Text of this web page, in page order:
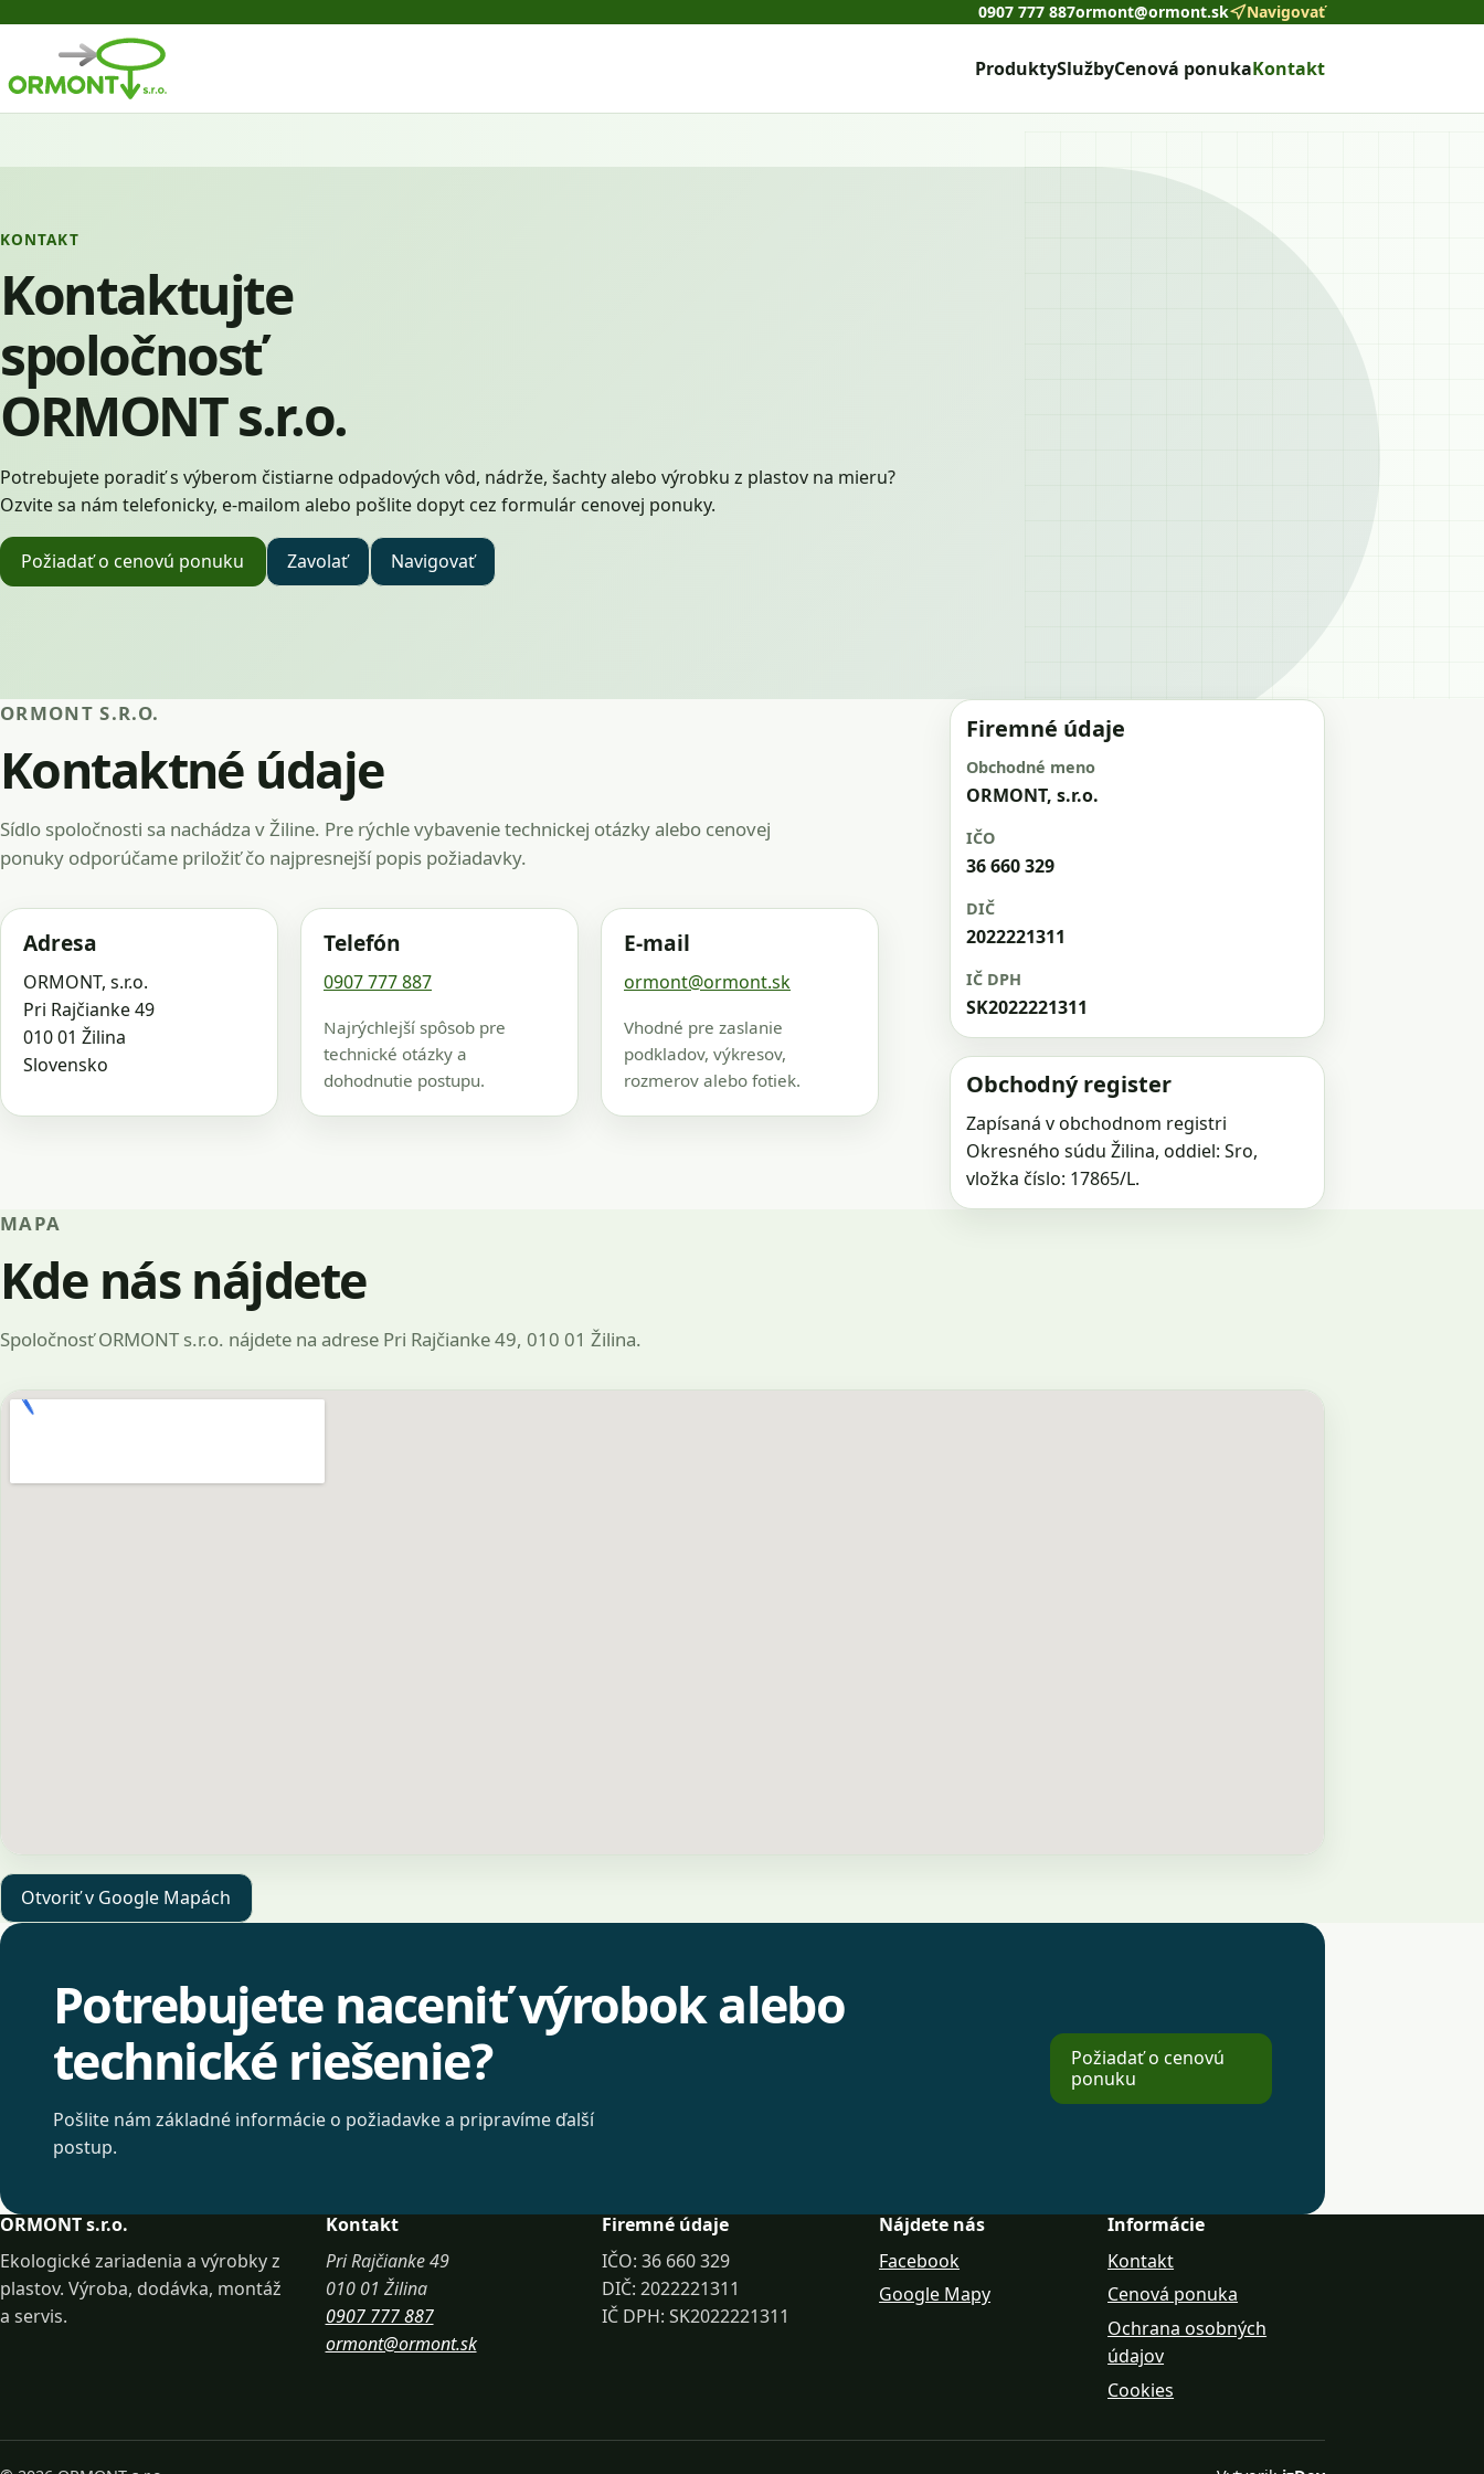
0907 777 887ormont@ormont.sk Navigovať
ProduktySlužbyCenová ponukaKontakt
KONTAKT
Kontaktujte
spoločnosť
ORMONT s.r.o.
Potrebujete poradiť s výberom čistiarne odpadových vôd, nádrže, šachty alebo výrobku z plastov na mieru?
Ozvite sa nám telefonicky, e-mailom alebo pošlite dopyt cez formulár cenovej ponuky.
Požiadať o cenovú ponuku Zavolať Navigovať
ORMONT S.R.O.
Kontaktné údaje
Sídlo spoločnosti sa nachádza v Žiline. Pre rýchle vybavenie technickej otázky alebo cenovej
ponuky odporúčame priložiť čo najpresnejší popis požiadavky.
Adresa
ORMONT, s.r.o.
Pri Rajčianke 49
010 01 Žilina
Slovensko
Telefón
0907 777 887
Najrýchlejší spôsob pre
technické otázky a
dohodnutie postupu.
E-mail
ormont@ormont.sk
Vhodné pre zaslanie
podkladov, výkresov,
rozmerov alebo fotiek.
Firemné údaje
Obchodné meno
ORMONT, s.r.o.
IČO
36 660 329
DIČ
2022221311
IČ DPH
SK2022221311
Obchodný register
Zapísaná v obchodnom registri
Okresného súdu Žilina, oddiel: Sro,
vložka číslo: 17865/L.
MAPA
Kde nás nájdete
Spoločnosť ORMONT s.r.o. nájdete na adrese Pri Rajčianke 49, 010 01 Žilina.
Otvoriť v Google Mapách
Potrebujete naceniť výrobok alebo
technické riešenie?
Pošlite nám základné informácie o požiadavke a pripravíme ďalší
postup.
Požiadať o cenovú
ponuku
ORMONT s.r.o.
Ekologické zariadenia a výrobky z
plastov. Výroba, dodávka, montáž
a servis.
Kontakt
Pri Rajčianke 49
010 01 Žilina
0907 777 887
ormont@ormont.sk
Firemné údaje
IČO: 36 660 329
DIČ: 2022221311
IČ DPH: SK2022221311
Nájdete nás
Facebook
Google Mapy
Informácie
Kontakt
Cenová ponuka
Ochrana osobných
údajov
Cookies